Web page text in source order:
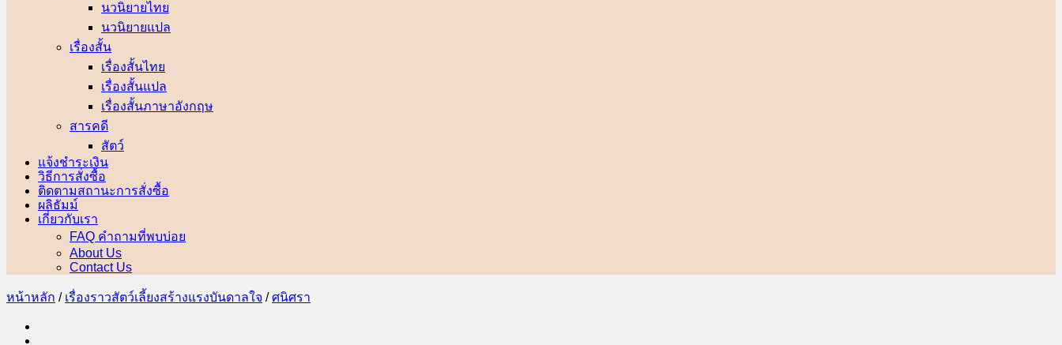
นวนิยายไทย
นวนิยายแปล
เรื่องสั้น
เรื่องสั้นไทย
เรื่องสั้นแปล
เรื่องสั้นภาษาอังกฤษ
สารคดี
สัตว์
แจ้งชำระเงิน
วิธีการสั่งซื้อ
ติดตามสถานะการสั่งซื้อ
ผลิธัมม์
เกี่ยวกับเรา
FAQ คำถามที่พบบ่อย
About Us
Contact Us
หน้าหลัก / เรื่องราวสัตว์เลี้ยงสร้างแรงบันดาลใจ / ศนิศรา